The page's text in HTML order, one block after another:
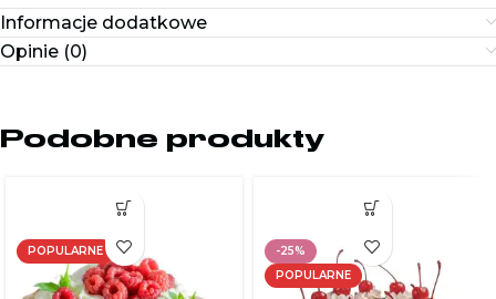
Informacje dodatkowe
Opinie (0)
Podobne produkty
POPULARNE
-25%
POPULARNE